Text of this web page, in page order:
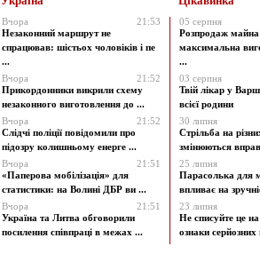
Вчора
21:53
Незаконний маршрут не
спрацював: шістьох чоловіків і пе
...
Вчора
21:52
Прикордонники викрили схему
незаконного виготовлення до ...
Вчора
21:52
Слідчі поліції повідомили про
підозру колишньому енерге ...
Вчора
21:51
«Паперова мобілізація» для
статистики: на Волині ДБР ви ...
Вчора
21:51
Україна та Литва обговорили
посилення співпраці в межах ...
05 серпня
Розпродаж майна
максимальна
...
03 серпня
Твій лікар у
всієї родини
30 липня
Стрільба на
змінюються
25 липня
Парасолька для
впливає на
23 липня
Не списуйте це
ознаки